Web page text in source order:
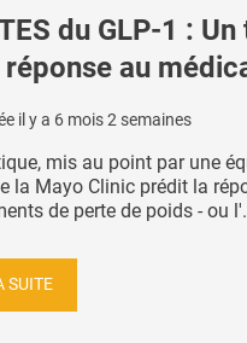
du GLP-1 :
au
il y a 6 mois 2 semaines
mis au point par une
la Mayo Clinic prédit la
de perte de poids - ou
SUITE